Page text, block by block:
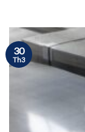
30
Th3